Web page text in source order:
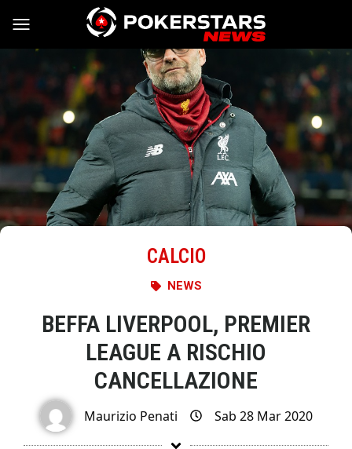
Vai al contenuto
CALCIO
NEWS
BEFFA LIVERPOOL, PREMIER
LEAGUE A RISCHIO
CANCELLAZIONE
Maurizio Penati Sab 28 Mar 2020